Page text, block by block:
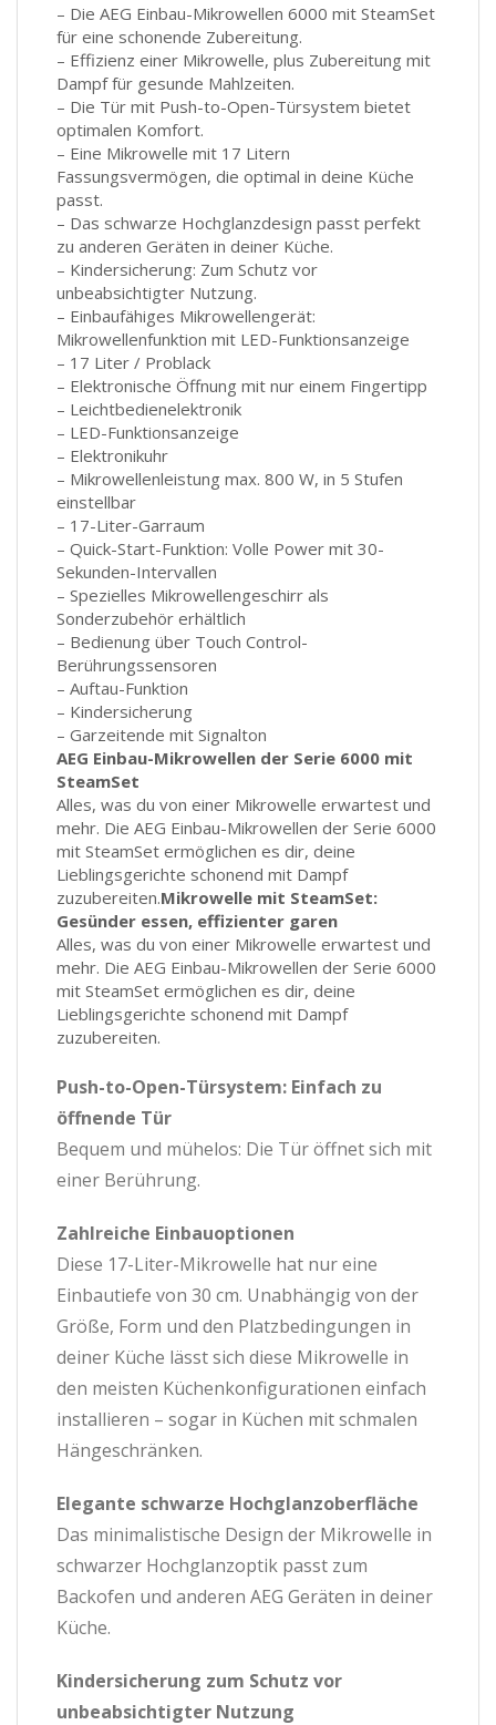
– Die AEG Einbau-Mikrowellen 6000 mit SteamSet
für eine schonende Zubereitung.
– Effizienz einer Mikrowelle, plus Zubereitung mit
Dampf für gesunde Mahlzeiten.
– Die Tür mit Push-to-Open-Türsystem bietet
optimalen Komfort.
– Eine Mikrowelle mit 17 Litern
Fassungsvermögen, die optimal in deine Küche
passt.
– Das schwarze Hochglanzdesign passt perfekt
zu anderen Geräten in deiner Küche.
– Kindersicherung: Zum Schutz vor
unbeabsichtigter Nutzung.
– Einbaufähiges Mikrowellengerät:
Mikrowellenfunktion mit LED-Funktionsanzeige
– 17 Liter / Problack
– Elektronische Öffnung mit nur einem Fingertipp
– Leichtbedienelektronik
– LED-Funktionsanzeige
– Elektronikuhr
– Mikrowellenleistung max. 800 W, in 5 Stufen
einstellbar
– 17-Liter-Garraum
– Quick-Start-Funktion: Volle Power mit 30-
Sekunden-Intervallen
– Spezielles Mikrowellengeschirr als
Sonderzubehör erhältlich
– Bedienung über Touch Control-
Berührungssensoren
– Auftau-Funktion
– Kindersicherung
– Garzeitende mit Signalton
AEG Einbau-Mikrowellen der Serie 6000 mit
SteamSet
Alles, was du von einer Mikrowelle erwartest und
mehr. Die AEG Einbau-Mikrowellen der Serie 6000
mit SteamSet ermöglichen es dir, deine
Lieblingsgerichte schonend mit Dampf
zuzubereiten.Mikrowelle mit SteamSet:
Gesünder essen, effizienter garen
Alles, was du von einer Mikrowelle erwartest und
mehr. Die AEG Einbau-Mikrowellen der Serie 6000
mit SteamSet ermöglichen es dir, deine
Lieblingsgerichte schonend mit Dampf
zuzubereiten.
Push-to-Open-Türsystem: Einfach zu
öffnende Tür
Bequem und mühelos: Die Tür öffnet sich mit
einer Berührung.
Zahlreiche Einbauoptionen
Diese 17-Liter-Mikrowelle hat nur eine
Einbautiefe von 30 cm. Unabhängig von der
Größe, Form und den Platzbedingungen in
deiner Küche lässt sich diese Mikrowelle in
den meisten Küchenkonfigurationen einfach
installieren – sogar in Küchen mit schmalen
Hängeschränken.
Elegante schwarze Hochglanzoberfläche
Das minimalistische Design der Mikrowelle in
schwarzer Hochglanzoptik passt zum
Backofen und anderen AEG Geräten in deiner
Küche.
Kindersicherung zum Schutz vor
unbeabsichtigter Nutzung